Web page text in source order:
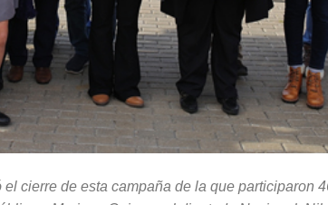
cierre de esta campaña de la que participaron